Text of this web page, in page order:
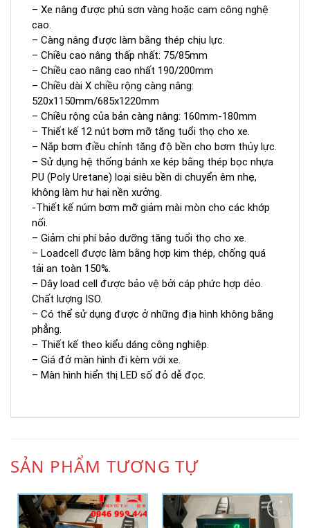
– Xe nâng được phủ sơn vàng hoặc cam công nghệ
cao.
– Càng nâng được làm bằng thép chịu lực.
– Chiều cao nâng thấp nhất: 75/85mm
– Chiều cao nâng cao nhất 190/200mm
– Chiều dài X chiều rộng càng nâng:
520x1150mm/685x1220mm
– Chiều rộng của bản càng nâng: 160mm-180mm
– Thiết kế 12 nút bơm mỡ tăng tuổi thọ cho xe.
– Nắp bơm điều chỉnh tăng độ bền cho bơm thủy lực.
– Sử dụng hệ thống bánh xe kép bằng thép bọc nhựa
PU (Poly Uretane) loại siêu bền di chuyển êm nhẹ,
không làm hư hại nền xưởng.
-Thiết kế núm bơm mỡ giảm mài mòn cho các khớp
nối.
– Giảm chi phí bảo dưỡng tăng tuổi thọ cho xe.
– Loadcell được làm bằng hợp kim thép, chống quá
tải an toàn 150%.
– Dây load cell được bảo vệ bởi cáp phức hợp dẻo.
Chất lượng ISO.
– Có thể sử dụng được ở những địa hình không bằng
phẳng.
– Thiết kế theo kiểu dáng công nghiệp.
– Giá đở màn hình đi kèm với xe.
– Màn hình hiển thị LED số đỏ dễ đọc.
SẢN PHẨM TƯƠNG TỰ